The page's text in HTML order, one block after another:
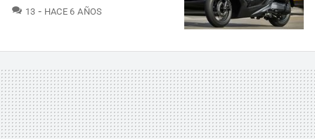
13 COMENTARIOS
HACE 6 AÑOS